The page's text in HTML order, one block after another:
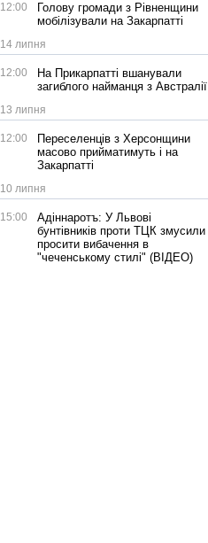
12:00
Голову громади з Рівненщини
мобілізували на Закарпатті
14 липня
12:00
На Прикарпатті вшанували
загиблого найманця з Австралії
13 липня
12:00
Переселенців з Херсонщини
масово прийматимуть і на
Закарпатті
10 липня
15:00
Адіннаротъ: У Львові
бунтівників проти ТЦК змусили
просити вибачення в
"чеченському стилі" (ВІДЕО)